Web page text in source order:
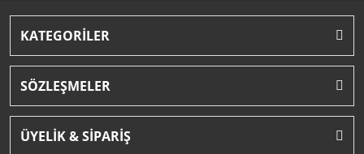
KATEGORİLER
SÖZLEŞMELER
ÜYELİK & SİPARİŞ